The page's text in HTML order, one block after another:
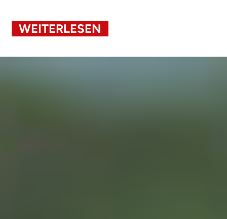
WEITERLESEN